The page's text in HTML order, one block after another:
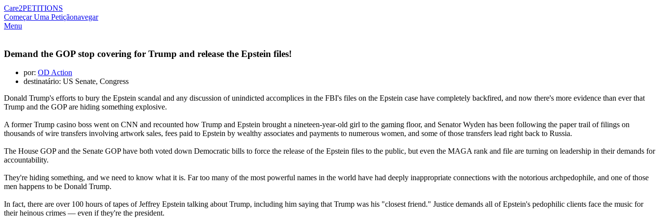
Care2PETITIONS
Começar Uma Petiçãonavegar
Menu
Demand the GOP stop covering for Trump and release the Epstein files!
por: OD Action
destinatário: US Senate, Congress
Donald Trump's efforts to bury the Epstein scandal and any discussion of unindicted accomplices in the FBI's files on the Epstein case have completely backfired, and now there's more evidence than ever that
Trump and the GOP are hiding something explosive.
A former Trump casino boss went on CNN and recounted how Trump and Epstein brought a nineteen-year-old girl to the gaming floor, and Senator Wyden has been following the paper trail of filings on
thousands of wire transfers involving artwork sales, fees paid to Epstein by wealthy associates and payments to numerous women, and some of those transfers lead right back to Russia.
The House GOP and the Senate GOP have both voted down Democratic bills to force the release of the Epstein files to the public, but even the MAGA rank and file are turning on leadership in their demands for
accountability.
They're hiding something, and we need to know what it is. Far too many of the most powerful names in the world have had deeply inappropriate connections with the notorious archpedophile, and one of those
men happens to be Donald Trump.
In fact, there are over 100 hours of tapes of Jeffrey Epstein talking about Trump, including him saying that Trump was his "closest friend." Justice demands all of Epstein's pedophilic clients face the music for
their heinous crimes — even if they're the president.